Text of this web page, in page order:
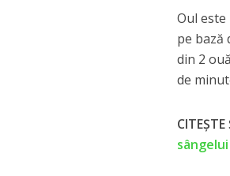
Oul
pe bază
din 2
de
CITEȘTE